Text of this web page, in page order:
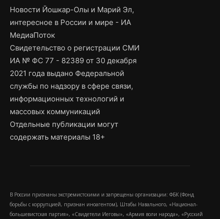
Новости Йошкар-Олы и Марий Эл,
интересное в России и мире - ИА
МедиаПоток
Свидетельство о регистрации СМИ
ИА № ФС 77 - 82389 от 30 декабря
2021 года выдано Федеральной
службы по надзору в сфере связи,
информационных технологий и
массовых коммуникаций
Отдельные публикации могут
содержать материалы 18+
В России признаны экстремистскими и запрещены организации: ФБК (Фонд
борьбы с коррупцией, признан иноагентом), Штабы Навального, «Национал-
большевистская партия», «Свидетели Иеговы», «Армия воли народа», «Русский